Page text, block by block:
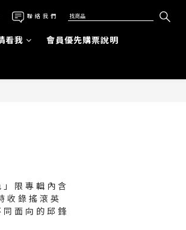
聯絡我們
看我 會員優先購票說明
限專輯內含
收錄搖滾英
面向的邱鋒